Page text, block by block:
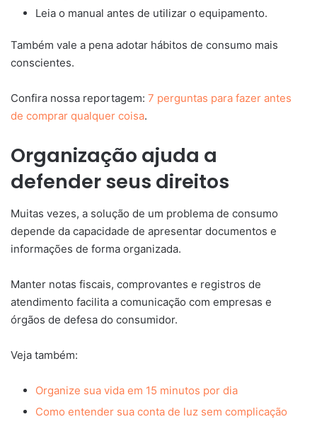
Leia o manual antes de utilizar o equipamento.
Também vale a pena adotar hábitos de consumo mais
conscientes.
Confira nossa reportagem: 7 perguntas para fazer antes
de comprar qualquer coisa.
Organização ajuda a
defender seus direitos
Muitas vezes, a solução de um problema de consumo
depende da capacidade de apresentar documentos e
informações de forma organizada.
Manter notas fiscais, comprovantes e registros de
atendimento facilita a comunicação com empresas e
órgãos de defesa do consumidor.
Veja também:
Organize sua vida em 15 minutos por dia
Como entender sua conta de luz sem complicação